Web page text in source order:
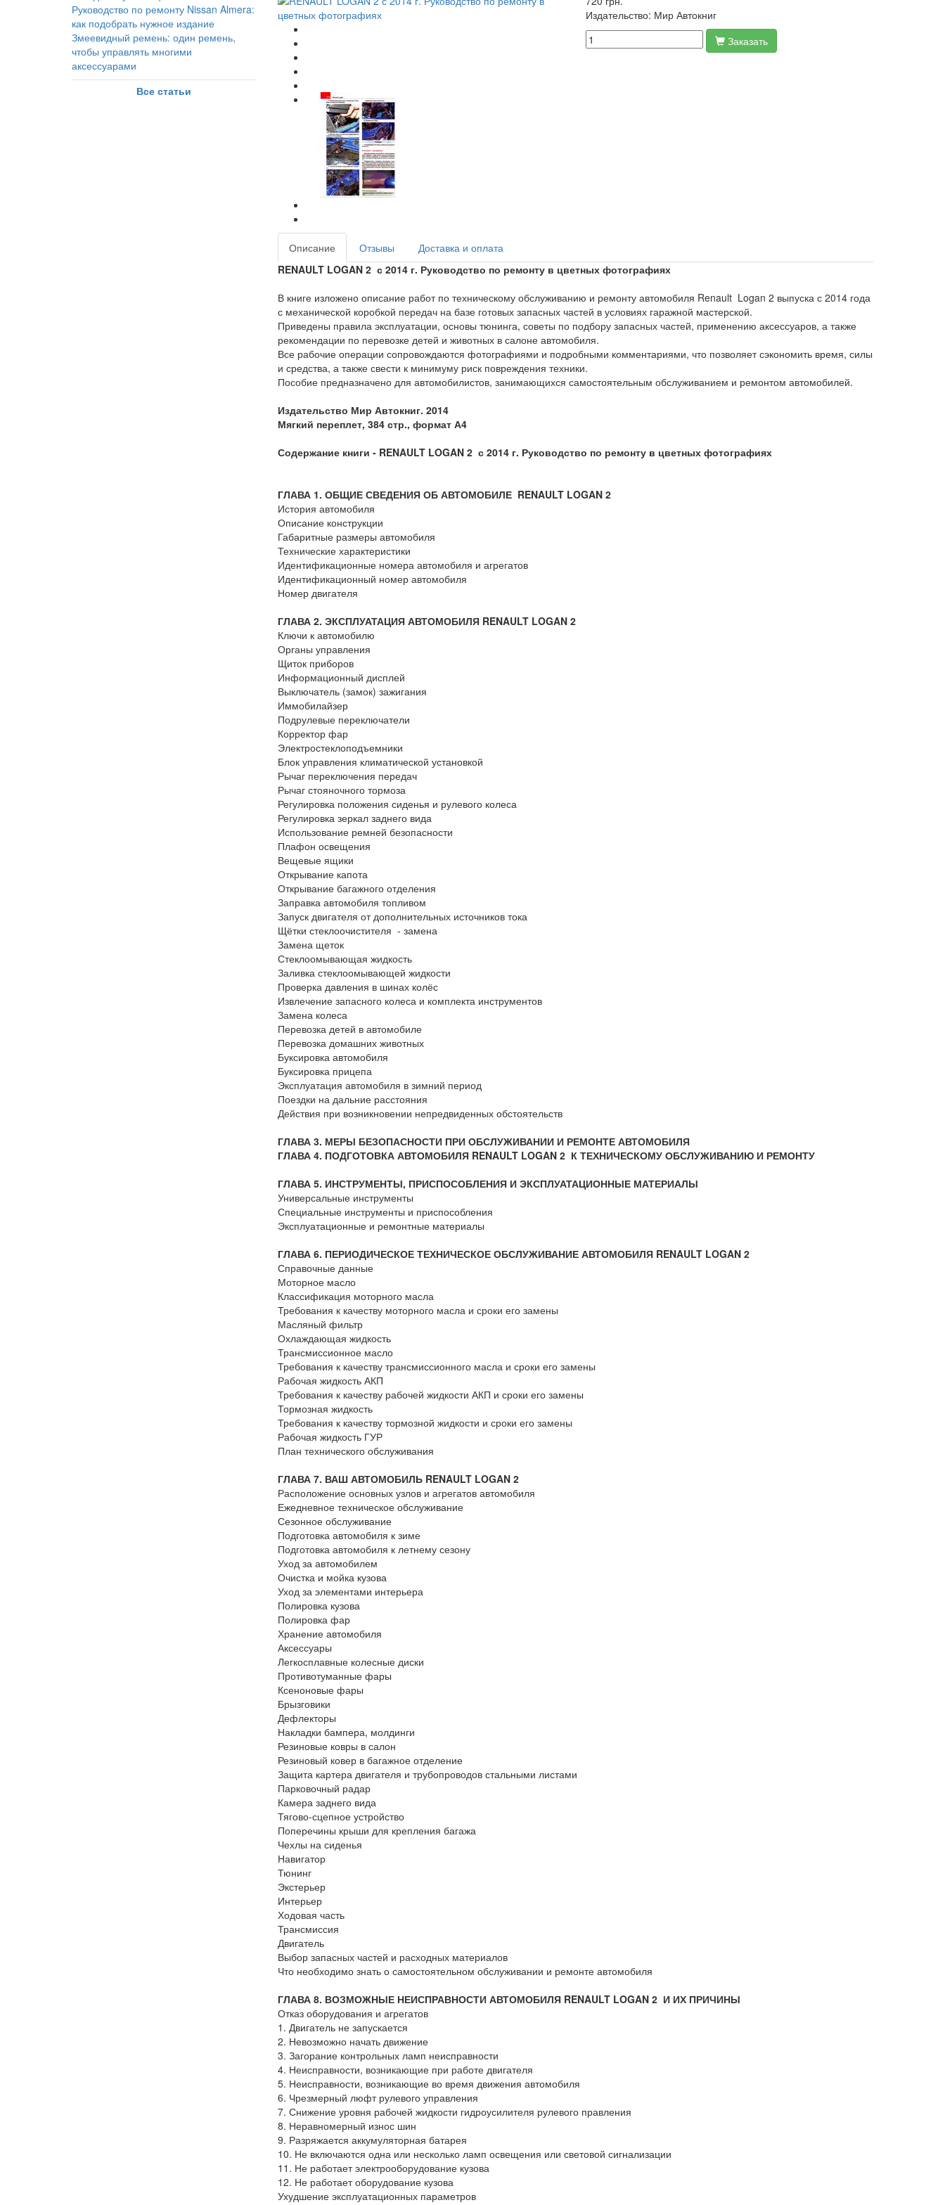
Руководство по ремонту Nissan Almera:
как подобрать нужное издание
Змеевидный ремень: один ремень,
чтобы управлять многими
аксессуарами
Все статьи
Издательство: Мир Автокниг
Заказать
Описание Отзывы
Доставка и оплата
RENAULT LOGAN 2 с 2014 г. Руководство по ремонту в цветных фотографиях
В книге изложено описание работ по техническому обслуживанию и ремонту автомобиля Renault Logan 2 выпуска с 2014 года
с механической коробкой передач на базе готовых запасных частей в условиях гаражной мастерской.
Приведены правила эксплуатации, основы тюнинга, советы по подбору запасных частей, применению аксессуаров, а также
рекомендации по перевозке детей и животных в салоне автомобиля.
Все рабочие операции сопровождаются фотографиями и подробными комментариями, что позволяет сэкономить время, силы
и средства, а также свести к минимуму риск повреждения техники.
Пособие предназначено для автомобилистов, занимающихся самостоятельным обслуживанием и ремонтом автомобилей.
Издательство Мир Автокниг. 2014
Мягкий переплет, 384 стр., формат А4
Содержание книги - RENAULT LOGAN 2 с 2014 г. Руководство по ремонту в цветных фотографиях
ГЛАВА 1. ОБЩИЕ СВЕДЕНИЯ ОБ АВТОМОБИЛЕ RENAULT LOGAN 2
История автомобиля
Описание конструкции
Габаритные размеры автомобиля
Технические характеристики
Идентификационные номера автомобиля и агрегатов
Идентификационный номер автомобиля
Номер двигателя
ГЛАВА 2. ЭКСПЛУАТАЦИЯ АВТОМОБИЛЯ RENAULT LOGAN 2
Ключи к автомобилю
Органы управления
Щиток приборов
Информационный дисплей
Выключатель (замок) зажигания
Иммобилайзер
Подрулевые переключатели
Корректор фар
Электростеклоподъемники
Блок управления климатической установкой
Рычаг переключения передач
Рычаг стояночного тормоза
Регулировка положения сиденья и рулевого колеса
Регулировка зеркал заднего вида
Использование ремней безопасности
Плафон освещения
Вещевые ящики
Открывание капота
Открывание багажного отделения
Заправка автомобиля топливом
Запуск двигателя от дополнительных источников тока
Щётки стеклоочистителя - замена
Замена щеток
Стеклоомывающая жидкость
Заливка стеклоомывающей жидкости
Проверка давления в шинах колёс
Извлечение запасного колеса и комплекта инструментов
Замена колеса
Перевозка детей в автомобиле
Перевозка домашних животных
Буксировка автомобиля
Буксировка прицепа
Эксплуатация автомобиля в зимний период
Поездки на дальние расстояния
Действия при возникновении непредвиденных обстоятельств
ГЛАВА 3. МЕРЫ БЕЗОПАСНОСТИ ПРИ ОБСЛУЖИВАНИИ И РЕМОНТЕ АВТОМОБИЛЯ
ГЛАВА 4. ПОДГОТОВКА АВТОМОБИЛЯ RENAULT LOGAN 2 К ТЕХНИЧЕСКОМУ ОБСЛУЖИВАНИЮ И РЕМОНТУ
ГЛАВА 5. ИНСТРУМЕНТЫ, ПРИСПОСОБЛЕНИЯ И ЭКСПЛУАТАЦИОННЫЕ МАТЕРИАЛЫ
Универсальные инструменты
Специальные инструменты и приспособления
Эксплуатационные и ремонтные материалы
ГЛАВА 6. ПЕРИОДИЧЕСКОЕ ТЕХНИЧЕСКОЕ ОБСЛУЖИВАНИЕ АВТОМОБИЛЯ RENAULT LOGAN 2
Справочные данные
Моторное масло
Классификация моторного масла
Требования к качеству моторного масла и сроки его замены
Масляный фильтр
Охлаждающая жидкость
Трансмиссионное масло
Требования к качеству трансмиссионного масла и сроки его замены
Рабочая жидкость АКП
Требования к качеству рабочей жидкости АКП и сроки его замены
Тормозная жидкость
Требования к качеству тормозной жидкости и сроки его замены
Рабочая жидкость ГУР
План технического обслуживания
ГЛАВА 7. ВАШ АВТОМОБИЛЬ RENAULT LOGAN 2
Расположение основных узлов и агрегатов автомобиля
Ежедневное техническое обслуживание
Сезонное обслуживание
Подготовка автомобиля к зиме
Подготовка автомобиля к летнему сезону
Уход за автомобилем
Очистка и мойка кузова
Уход за элементами интерьера
Полировка кузова
Полировка фар
Хранение автомобиля
Аксессуары
Легкосплавные колесные диски
Противотуманные фары
Ксеноновые фары
Брызговики
Дефлекторы
Накладки бампера, молдинги
Резиновые ковры в салон
Резиновый ковер в багажное отделение
Защита картера двигателя и трубопроводов стальными листами
Парковочный радар
Камера заднего вида
Тягово-сцепное устройство
Поперечины крыши для крепления багажа
Чехлы на сиденья
Навигатор
Тюнинг
Экстерьер
Интерьер
Ходовая часть
Трансмиссия
Двигатель
Выбор запасных частей и расходных материалов
Что необходимо знать о самостоятельном обслуживании и ремонте автомобиля
ГЛАВА 8. ВОЗМОЖНЫЕ НЕИСПРАВНОСТИ АВТОМОБИЛЯ RENAULT LOGAN 2 И ИХ ПРИЧИНЫ
Отказ оборудования и агрегатов
1. Двигатель не запускается
2. Невозможно начать движение
3. Загорание контрольных ламп неисправности
4. Неисправности, возникающие при работе двигателя
5. Неисправности, возникающие во время движения автомобиля
6. Чрезмерный люфт рулевого управления
7. Снижение уровня рабочей жидкости гидроусилителя рулевого правления
8. Неравномерный износ шин
9. Разряжается аккумуляторная батарея
10. Не включаются одна или несколько ламп освещения или световой сигнализации
11. Не работает электрооборудование кузова
12. Не работает оборудование кузова
Ухудшение эксплуатационных параметров